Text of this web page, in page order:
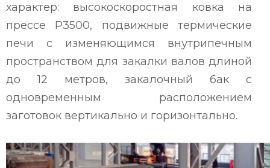
характер: высокоскоростная ковка на
прессе Р3500, подвижные термические
печи с изменяющимся внутрипечным
пространством для закалки валов длиной
до 12 метров, закалочный бак с
одновременным расположением
заготовок вертикально и горизонтально.